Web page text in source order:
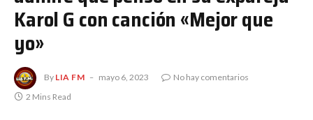
Karol G con canción «Mejor que
yo»
By LIA FM mayo 6, 2023
No hay comentarios
2 Mins Read